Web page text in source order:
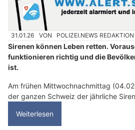
31.01.26 VON POLIZEI.NEWS REDAKTION
Sirenen können Leben retten.
funktionieren richtig und die
ist.
Am frühen Mittwochnachmittag
der ganzen Schweiz der jährliche
Weiterlesen